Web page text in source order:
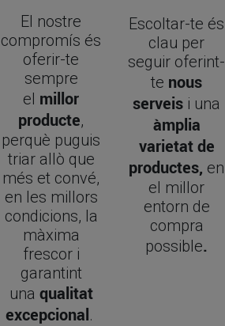
El nostre
compromís és
oferir-te
sempre
el millor
producte,
perquè puguis
triar allò que
més et convé,
en les millors
condicions, la
màxima
frescor i
garantint
una qualitat
excepcional.
Escoltar-te és
clau per
seguir oferint-
te nous
serveis i una
àmplia
varietat de
productes, en
el millor
entorn de
compra
possible.